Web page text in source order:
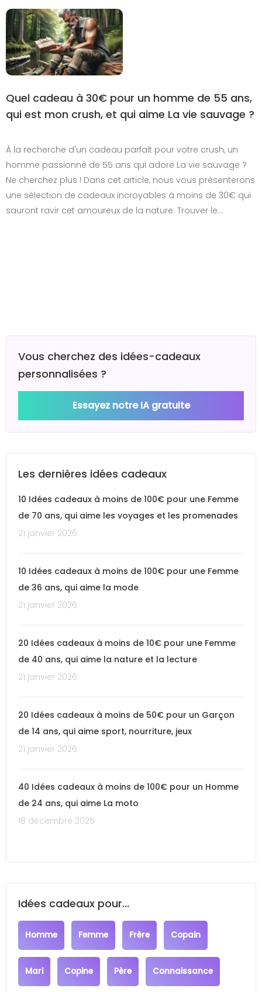
Quel cadeau à 30€ pour un homme de 55 ans,
qui est mon crush, et qui aime La vie sauvage ?
À la recherche d'un cadeau parfait pour votre crush, un
homme passionné de 55 ans qui adore La vie sauvage ?
Ne cherchez plus ! Dans cet article, nous vous présenterons
une sélection de cadeaux incroyables à moins de 30€ qui
sauront ravir cet amoureux de la nature. Trouver le…
Vous cherchez des idées-cadeaux
personnalisées ?
Essayez notre IA gratuite
Les dernières idées cadeaux
10 Idées cadeaux à moins de 100€ pour une Femme
de 70 ans, qui aime les voyages et les promenades
21 janvier 2026
10 Idées cadeaux à moins de 100€ pour une Femme
de 36 ans, qui aime la mode
21 janvier 2026
20 Idées cadeaux à moins de 10€ pour une Femme
de 40 ans, qui aime la nature et la lecture
21 janvier 2026
20 Idées cadeaux à moins de 50€ pour un Garçon
de 14 ans, qui aime sport, nourriture, jeux
21 janvier 2026
40 Idées cadeaux à moins de 100€ pour un Homme
de 24 ans, qui aime La moto
18 décembre 2025
Idées cadeaux pour...
Homme Femme Frère Copain
Mari Copine Père Connaissance